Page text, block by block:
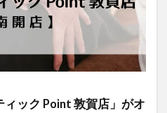
ック Point 敦賀店」がオ